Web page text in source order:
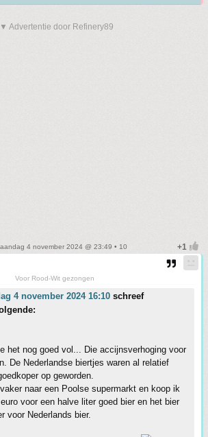
▼ Advertentie door Refinery89
4 november 2024 @ 23:49 • 10
Voor Rood-Wit gezongen
4 november 2024 16:10 schreef
het nog goed vol... Die accijnsverhoging voor
De Nederlandse biertjes waren al relatief
op geworden.
naar een Poolse supermarkt en koop ik
voor een halve liter goed bier en het bier
voor Nederlands bier.